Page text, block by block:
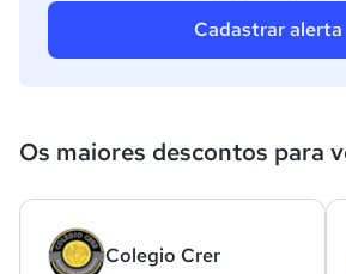
Cadastrar alerta
Os maiores descontos para
Colegio Crer